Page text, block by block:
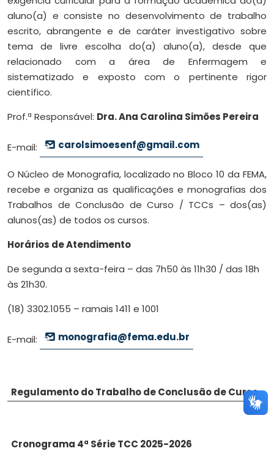
aluno(a) e consiste no desenvolvimento de trabalho
escrito, abrangente e de caráter investigativo sobre
tema de livre escolha do(a) aluno(a), desde que
relacionado com a área de Enfermagem e
sistematizado e exposto com o pertinente rigor
científico.
Prof.ª Responsável: Dra. Ana Carolina Simões Pereira
E-mail: carolsimoesenf@gmail.com
O Núcleo de Monografia, localizado no Bloco 10 da FEMA,
recebe e organiza as qualificações e monografias dos
Trabalhos de Conclusão de Curso / TCCs – dos(as)
alunos(as) de todos os cursos.
Horários de Atendimento
De segunda a sexta-feira – das 7h50 às 11h30 / das 18h
às 21h30.
(18) 3302.1055 – ramais 1411 e 1001
E-mail: monografia@fema.edu.br
Regulamento do Trabalho de Conclusão de Curso
Cronograma 4ª Série TCC 2025-2026